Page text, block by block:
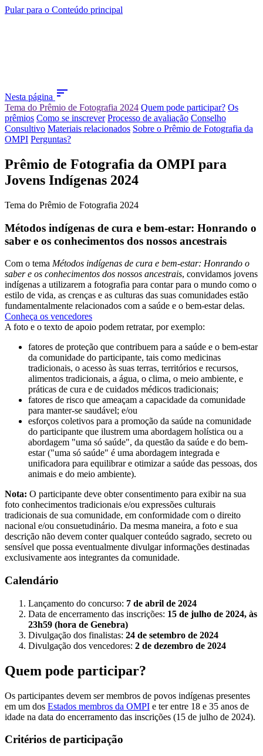
Pular para o Conteúdo principal
Nesta página sort
Tema do Prêmio de Fotografia 2024 Quem pode participar? Os
prêmios Como se inscrever Processo de avaliação Conselho
Consultivo Materiais relacionados Sobre o Prêmio de Fotografia da
OMPI Perguntas?
Prêmio de Fotografia da OMPI para
Jovens Indígenas 2024
Tema do Prêmio de Fotografia 2024
Métodos indígenas de cura e bem-estar: Honrando o
saber e os conhecimentos dos nossos ancestrais
Com o tema Métodos indígenas de cura e bem-estar: Honrando o
saber e os conhecimentos dos nossos ancestrais, convidamos jovens
indígenas a utilizarem a fotografia para contar para o mundo como o
estilo de vida, as crenças e as culturas das suas comunidades estão
fundamentalmente relacionados com a saúde e o bem-estar delas.
Conheça os vencedores
A foto e o texto de apoio podem retratar, por exemplo:
fatores de proteção que contribuem para a saúde e o bem-estar
da comunidade do participante, tais como medicinas
tradicionais, o acesso às suas terras, territórios e recursos,
alimentos tradicionais, a água, o clima, o meio ambiente, e
práticas de cura e de cuidados médicos tradicionais;
fatores de risco que ameaçam a capacidade da comunidade
para manter-se saudável; e/ou
esforços coletivos para a promoção da saúde na comunidade
do participante que ilustrem uma abordagem holística ou a
abordagem "uma só saúde", da questão da saúde e do bem-
estar ("uma só saúde" é uma abordagem integrada e
unificadora para equilibrar e otimizar a saúde das pessoas, dos
animais e do meio ambiente).
Nota: O participante deve obter consentimento para exibir na sua
foto conhecimentos tradicionais e/ou expressões culturais
tradicionais de sua comunidade, em conformidade com o direito
nacional e/ou consuetudinário. Da mesma maneira, a foto e sua
descrição não devem conter qualquer conteúdo sagrado, secreto ou
sensível que possa eventualmente divulgar informações destinadas
exclusivamente aos integrantes da comunidade.
Calendário
Lançamento do concurso: 7 de abril de 2024
Data de encerramento das inscrições: 15 de julho de 2024, às
23h59 (hora de Genebra)
Divulgação dos finalistas: 24 de setembro de 2024
Divulgação dos vencedores: 2 de dezembro de 2024
Quem pode participar?
Os participantes devem ser membros de povos indígenas presentes
em um dos Estados membros da OMPI e ter entre 18 e 35 anos de
idade na data do encerramento das inscrições (15 de julho de 2024).
Critérios de participação